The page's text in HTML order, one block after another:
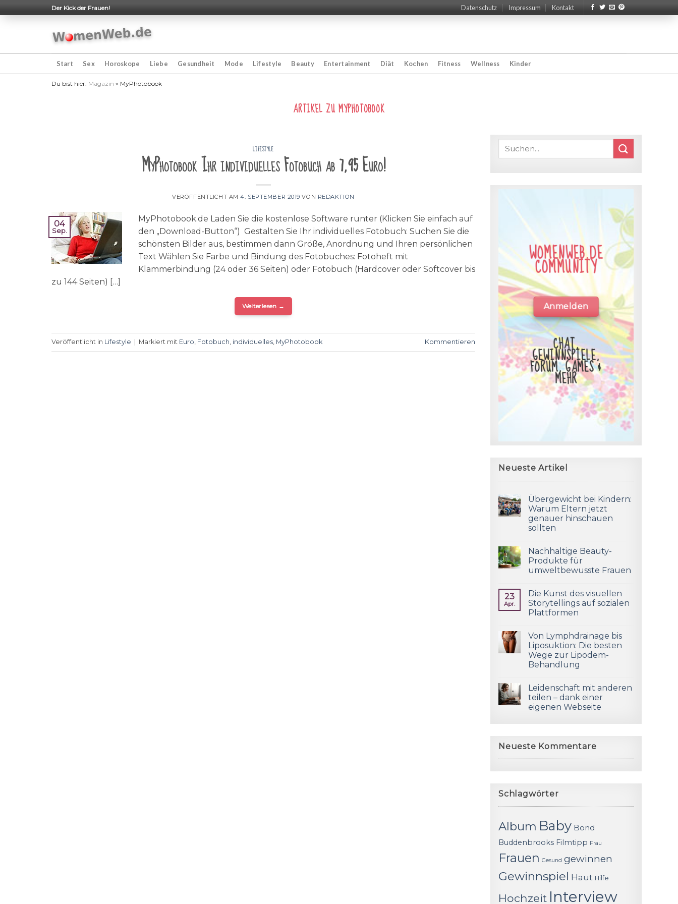
to
Der Kick der Frauen! Datenschutz Impressum Kontakt
Start Sex Horoskope Liebe Gesundheit Mode Lifestyle Beauty Entertainment Diät Kochen Fitness Wellness Kinder
Du bist hier: Magazin » MyPhotobook
ARTIKEL ZUMYPHOTOBOOK
LIFESTYLE
MyPhotobook Ihr individuelles Fotobuch ab 7,95 Euro!
VERÖFFENTLICHT AM4. SEPTEMBER 2019 VON REDAKTION
04
Sep.
MyPhotobook.de Laden Sie die kostenlose Software runter (Klicken Sie einfach auf
den „Download-Button“) Gestalten Sie Ihr individuelles Fotobuch: Suchen Sie die
schönsten Bilder aus, bestimmen dann Größe, Anordnung und Ihren persönlichen
Text Wählen Sie Farbe und Bindung des Fotobuches: Fotoheft mit
Klammerbindung (24 oder 36 Seiten) oder Fotobuch (Hardcover oder Softcover bis
zu 144 Seiten) […]
Weiterlesen →
Veröffentlicht in Lifestyle Markiert mit Euro, Fotobuch, individuelles, MyPhotobook Kommentieren
WOMENWEB.DE
COMMUNITY
Anmelden
CHAT,
GEWINNSPIELE,
FORUM, GAMES &
MEHR
Neueste Artikel
Übergewicht bei Kindern:
Warum Eltern jetzt
genauer hinschauen
sollten
Nachhaltige Beauty-
Produkte für
umweltbewusste Frauen
23
Apr.
Die Kunst des visuellen
Storytellings auf sozialen
Plattformen
Von Lymphdrainage bis
Liposuktion: Die besten
Wege zur Lipödem-
Behandlung
Leidenschaft mit anderen
teilen – dank einer
eigenen Webseite
Neueste Kommentare
Schlagwörter
Album Baby Bond
Buddenbrooks Filmtipp Frau
Frauen Gesund gewinnen
Gewinnspiel Haut Hilfe
Hochzeit Interview